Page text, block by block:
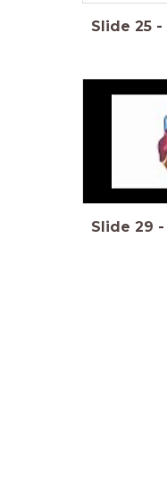
Slide 25 -
Slide 29 -